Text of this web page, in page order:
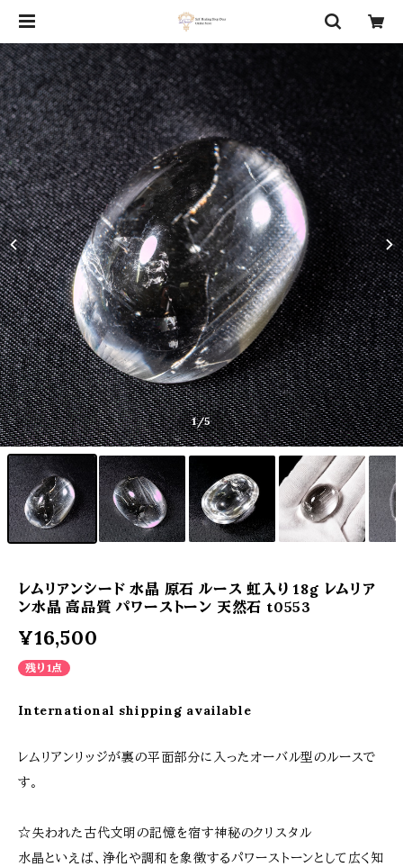
1/5
レムリアンシード 水晶 原石 ルース 虹入り 18g レムリア
ン水晶 高品質 パワーストーン 天然石 t0553
¥16,500
残り1点
International shipping available
レムリアンリッジが裏の平面部分に入ったオーバル型のルースで
す。
☆失われた古代文明の記憶を宿す神秘のクリスタル
水晶といえば、浄化や調和を象徴するパワーストーンとして広く知